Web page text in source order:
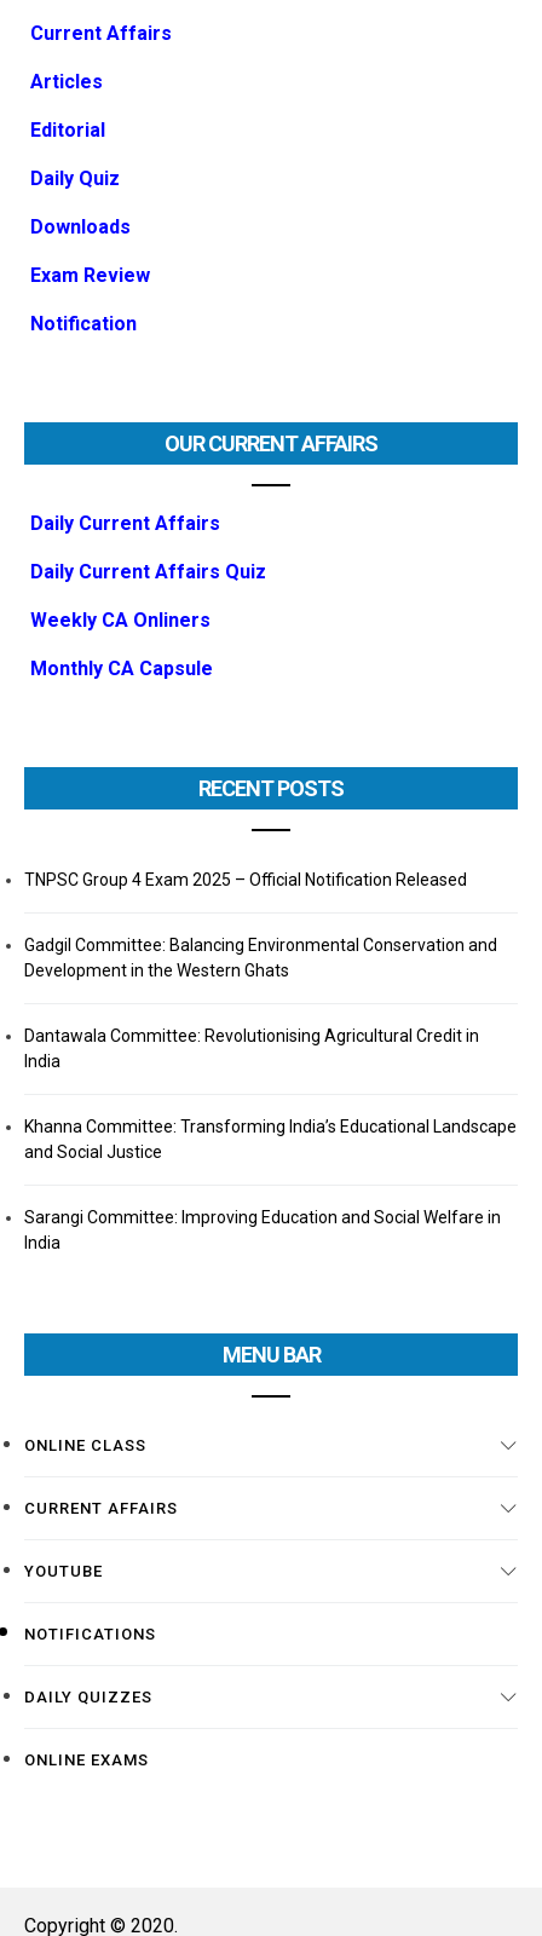
Current Affairs
Articles
Editorial
Daily Quiz
Downloads
Exam Review
Notification
OUR CURRENT AFFAIRS
Daily Current Affairs
Daily Current Affairs Quiz
Weekly CA Onliners
Monthly CA Capsule
RECENT POSTS
TNPSC Group 4 Exam 2025 – Official Notification Released
Gadgil Committee: Balancing Environmental Conservation and
Development in the Western Ghats
Dantawala Committee: Revolutionising Agricultural Credit in
India
Khanna Committee: Transforming India’s Educational Landscape
and Social Justice
Sarangi Committee: Improving Education and Social Welfare in
India
MENU BAR
ONLINE CLASS
CURRENT AFFAIRS
YOUTUBE
NOTIFICATIONS
DAILY QUIZZES
ONLINE EXAMS
Copyright © 2020.